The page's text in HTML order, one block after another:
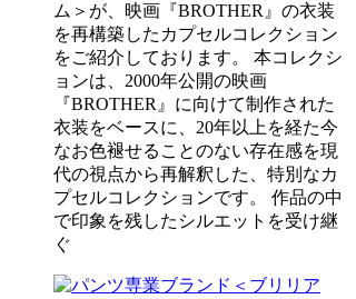
ム＞が、映画『BROTHER』の衣装
を再構築したカプセルコレクション
をご紹介しております。 本コレクシ
ョンは、2000年公開の映画
『BROTHER』に向けて制作された
衣装をベースに、20年以上を経た今
なお色褪せることのない存在感を現
代の視点から再解釈した、特別なカ
プセルコレクションです。 作品の中
で印象を残したシルエットを受け継
ぐ